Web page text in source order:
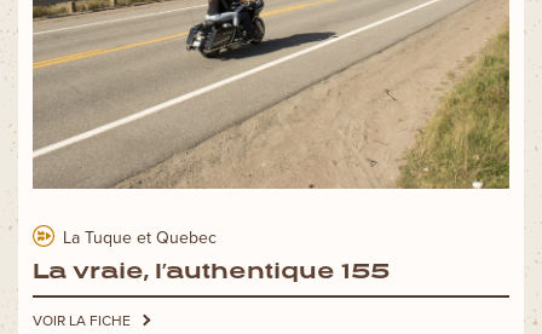
La Tuque et Quebec
La vraie, l’authentique 155
VOIR LA FICHE